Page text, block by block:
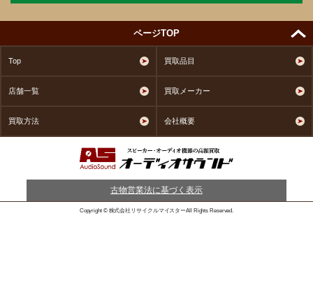
ページTOP
Top 買取品目
店舗一覧 買取メーカー
買取方法 会社概要
古物営業法に基づく表示
Copyright © 株式会社リサイクルマイスターAll Rights Reserved.